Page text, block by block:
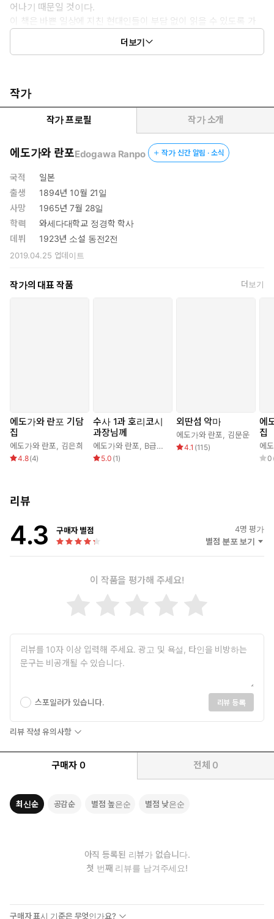
어나기 때문일 것이다.
이 책은 바쁜 일상에 지친 현대인들이 부담 없이 읽을 수 있도록 가
급적 쉬운 문체로 번역하였으며, 중간중간 삽화를 넣어 흥미있게 읽
더보기
작가
작가 프로필 작가 소개
에도가와 란포Edogawa Ranpo 작가 신간 알림 · 소식
국적
일본
출생
1894년 10월 21일
사망
1965년 7월 28일
학력
와세다대학교 정경학 학사
데뷔
1923년 소설 동전2전
2019.04.25 업데이트
작가의 대표 작품 더보기
에도가와 란포 기담
집
에도가와 란포, 김은희
4.8(4)
수사 1과 호리코시
과장님께
에도가와 란포, B급번역클럽
5.0 (1)
외딴섬 악마
에도가와 란포, 김문운
4.1 (115)
에
집
에
0
리뷰
4.3 구매자 별점 4명 평가
별점 분포 보기
이 작품을 평가해 주세요!
스포일러가 있습니다. 리뷰 등록
리뷰 작성 유의사항
구매자 0 전체 0
최신순 공감순 별점 높은순 별점 낮은순
아직 등록된 리뷰가 없습니다.
첫 번째 리뷰를 남겨주세요!
구매자 표시 기준은 무엇인가요?